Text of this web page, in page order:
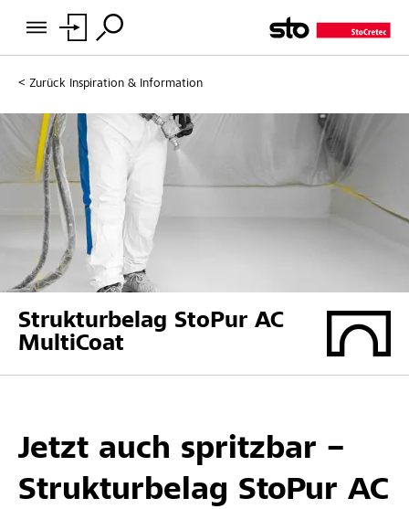
Zurück Inspiration & Information
Strukturbelag StoPur AC
MultiCoat
Jetzt auch spritzbar –
Strukturbelag StoPur AC